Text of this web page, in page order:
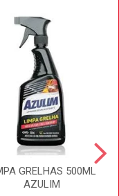
GRELHAS 500ML
AZULIM